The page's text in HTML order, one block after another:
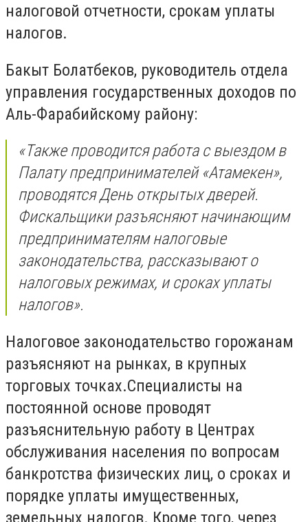
налоговой отчетности, срокам уплаты
налогов.
Бакыт Болатбеков, руководитель отдела
управления государственных доходов по
Аль-Фарабийскому району:
«Также проводится работа с выездом в
Палату предпринимателей «Атамекен»,
проводятся День открытых дверей.
Фискальщики разъясняют начинающим
предпринимателям налоговые
законодательства, рассказывают о
налоговых режимах, и сроках уплаты
налогов».
Налоговое законодательство горожанам
разъясняют на рынках, в крупных
торговых точках.Специалисты на
постоянной основе проводят
разъяснительную работу в Центрах
обслуживания населения по вопросам
банкротства физических лиц, о сроках и
порядке уплаты имущественных,
земельных налогов. Кроме того, через